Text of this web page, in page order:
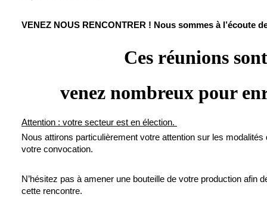
VENEZ NOUS RENCONTRER ! Nous sommes à l’écoute
Ces réunions
venez nombreux pour
Attention : votre secteur est en élection.
Nous attirons particulièrement votre attention sur les
votre convocation.
N’hésitez pas à amener une bouteille de votre production afin
cette rencontre.